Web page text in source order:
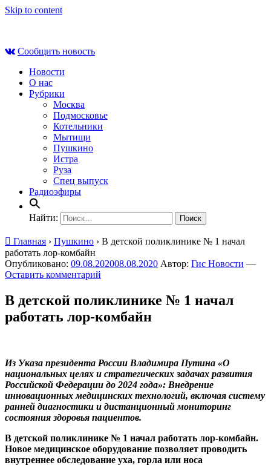
Skip to content
Сообщить новость
Новости
О нас
Рубрики
Москва
Подмосковье
Котельники
Мытищи
Пушкино
Истра
Руза
Спец выпуск
Радиоэфиры
Найти:
Главная › Пушкино › В детской поликлинике № 1 начал
работать лор-комбайн
Опубликовано: 09.08.202008.08.2020 Автор: Гис Новости —
Оставить комментарий
В детской поликлинике № 1 начал
работать лор-комбайн
Из Указа президента России Владимира Путина «О
национальных целях и стратегических задачах развития
Российской Федерации до 2024 года»: Внедрение
инновационных медицинских технологий, включая систему
ранней диагностики и дистанционный мониторинг
состояния здоровья пациентов.
В детской поликлинике № 1 начал работать лор-комбайн.
Новое медицинское оборудование позволяет проводить
внутреннее обследование уха, горла или носа